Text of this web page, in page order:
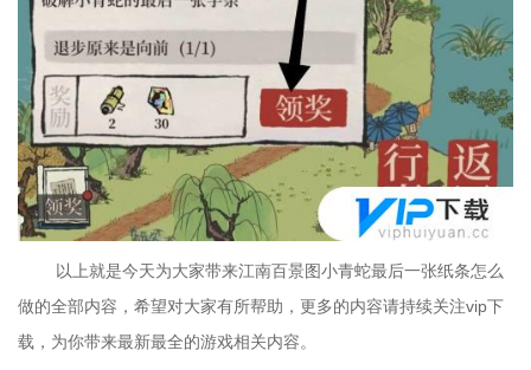
以上就是今天为大家带来江南百景图小青蛇最后一张纸条怎么
做的全部内容，希望对大家有所帮助，更多的内容请持续关注vip下
载，为你带来最新最全的游戏相关内容。